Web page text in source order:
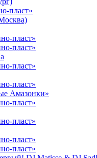
пласт»
пласт»
пласт»
пласт»
пласт»
Амазонки»
пласт»
пласт»
пласт»
пласт»